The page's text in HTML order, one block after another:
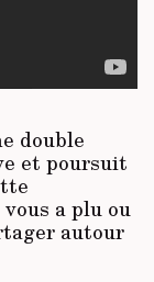
double
et poursuit
a plu ou
autour